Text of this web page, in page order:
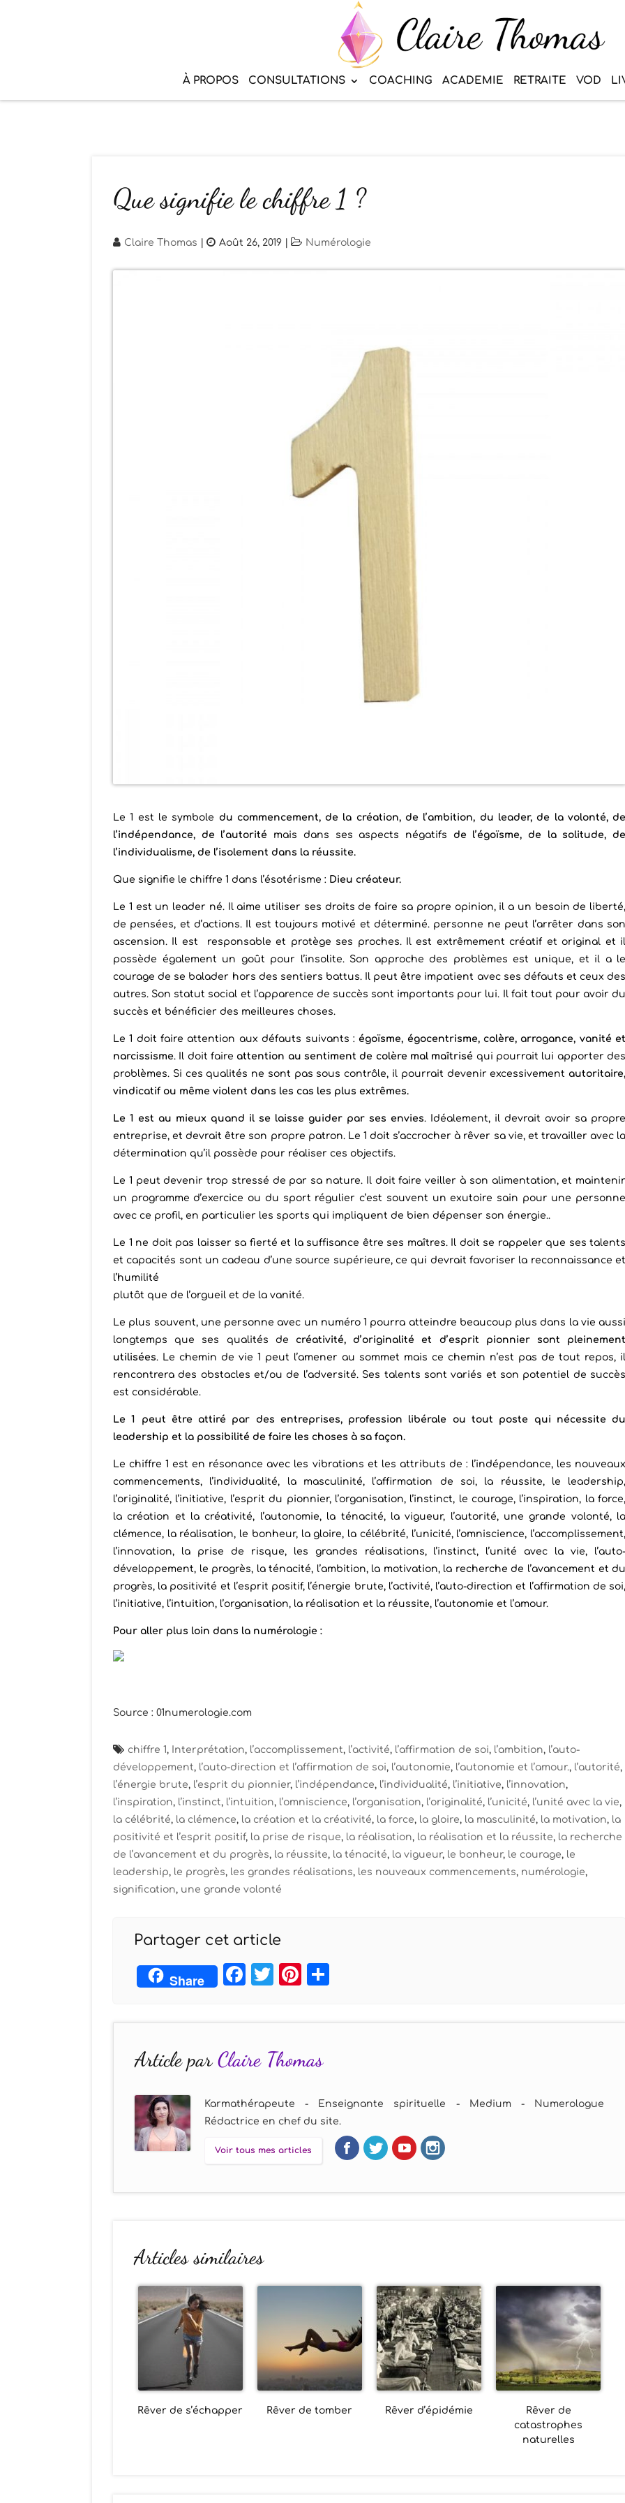
À PROPOS CONSULTATIONS COACHING ACADEMIE RETRAITE VOD
Que signifie le chiffre 1 ?
Claire Thomas Août 26, 2019 Numérologie
Le 1 est le symbole du commencement, de la création, de l’ambition, du leader, de la volonté, de
l’indépendance, de l’autorité mais dans ses aspects négatifs de l’égoïsme, de la solitude, de
l’individualisme, de l’isolement dans la réussite.
Que signifie le chiffre 1 dans l’ésotérisme : Dieu créateur.
Le 1 est un leader né. Il aime utiliser ses droits de faire sa propre opinion, il a un besoin de liberté,
de pensées, et d’actions. Il est toujours motivé et déterminé. personne ne peut l’arrêter dans son
ascension. Il est responsable et protège ses proches. Il est extrêmement créatif et original et il
possède également un goût pour l’insolite. Son approche des problèmes est unique, et il a le
courage de se balader hors des sentiers battus. Il peut être impatient avec ses défauts et ceux des
autres. Son statut social et l’apparence de succès sont importants pour lui. Il fait tout pour avoir du
succès et bénéficier des meilleures choses.
Le 1 doit faire attention aux défauts suivants : égoïsme, égocentrisme, colère, arrogance, vanité et
narcissisme. Il doit faire attention au sentiment de colère mal maîtrisé qui pourrait lui apporter des
problèmes. Si ces qualités ne sont pas sous contrôle, il pourrait devenir excessivement autoritaire,
vindicatif ou même violent dans les cas les plus extrêmes.
Le 1 est au mieux quand il se laisse guider par ses envies. Idéalement, il devrait avoir sa propre
entreprise, et devrait être son propre patron. Le 1 doit s’accrocher à rêver sa vie, et travailler avec la
détermination qu’il possède pour réaliser ces objectifs.
Le 1 peut devenir trop stressé de par sa nature. Il doit faire veiller à son alimentation, et maintenir
un programme d’exercice ou du sport régulier c’est souvent un exutoire sain pour une personne
avec ce profil, en particulier les sports qui impliquent de bien dépenser son énergie..
Le 1 ne doit pas laisser sa fierté et la suffisance être ses maîtres. Il doit se rappeler que ses talents
et capacités sont un cadeau d’une source supérieure, ce qui devrait favoriser la reconnaissance et
l’humilité
plutôt que de l’orgueil et de la vanité.
Le plus souvent, une personne avec un numéro 1 pourra atteindre beaucoup plus dans la vie aussi
longtemps que ses qualités de créativité, d’originalité et d’esprit pionnier sont pleinement
utilisées. Le chemin de vie 1 peut l’amener au sommet mais ce chemin n’est pas de tout repos, il
rencontrera des obstacles et/ou de l’adversité. Ses talents sont variés et son potentiel de succès
est considérable.
Le 1 peut être attiré par des entreprises, profession libérale ou tout poste qui nécessite du
leadership et la possibilité de faire les choses à sa façon.
Le chiffre 1 est en résonance avec les vibrations et les attributs de : l’indépendance, les nouveaux
commencements, l’individualité, la masculinité, l’affirmation de soi, la réussite, le leadership,
l’originalité, l’initiative, l’esprit du pionnier, l’organisation, l’instinct, le courage, l’inspiration, la force,
la création et la créativité, l’autonomie, la ténacité, la vigueur, l’autorité, une grande volonté, la
clémence, la réalisation, le bonheur, la gloire, la célébrité, l’unicité, l’omniscience, l’accomplissement,
l’innovation, la prise de risque, les grandes réalisations, l’instinct, l’unité avec la vie, l’auto-
développement, le progrès, la ténacité, l’ambition, la motivation, la recherche de l’avancement et du
progrès, la positivité et l’esprit positif, l’énergie brute, l’activité, l’auto-direction et l’affirmation de soi,
l’initiative, l’intuition, l’organisation, la réalisation et la réussite, l’autonomie et l’amour.
Pour aller plus loin dans la numérologie :
Source : 01numerologie.com
chiffre 1, Interprétation, l’accomplissement, l’activité, l’affirmation de soi, l’ambition, l’auto-
développement, l’auto-direction et l’affirmation de soi, l’autonomie, l’autonomie et l’amour., l’autorité,
l’énergie brute, l’esprit du pionnier, l’indépendance, l’individualité, l’initiative, l’innovation,
l’inspiration, l’instinct, l’intuition, l’omniscience, l’organisation, l’originalité, l’unicité, l’unité avec la vie,
la célébrité, la clémence, la création et la créativité, la force, la gloire, la masculinité, la motivation, la
positivité et l’esprit positif, la prise de risque, la réalisation, la réalisation et la réussite, la recherche
de l’avancement et du progrès, la réussite, la ténacité, la vigueur, le bonheur, le courage, le
leadership, le progrès, les grandes réalisations, les nouveaux commencements, numérologie,
signification, une grande volonté
Partager cet article
Share Facebook
TwitterPinterest
Article parClaire Thomas
Karmathérapeute - Enseignante spirituelle - Medium - Numerologue
Rédactrice en chef du site.
Voir tous mes articles
Articles similaires
Rêver de s’échapper Rêver de tomber Rêver d’épidémie
Rêver de
catastrophes
naturelles